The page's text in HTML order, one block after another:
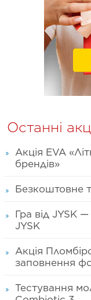
Останні
Акція EVA
брендів»
Безкоштовне
Гра від JYSK
JYSK
Акція
заповнення
Тестування